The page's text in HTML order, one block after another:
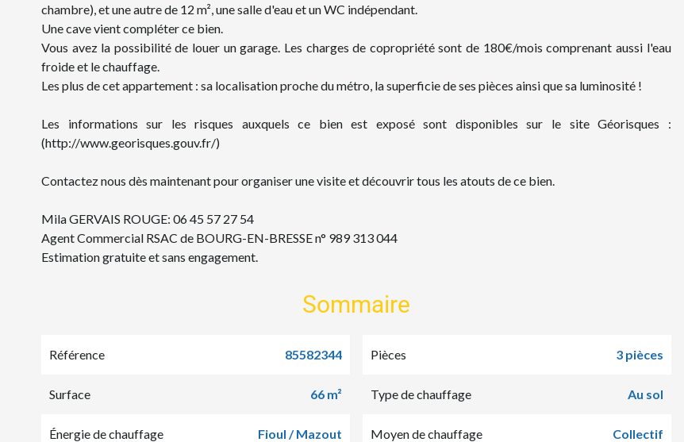
chambre), et une autre de 12 m², une salle d'eau et un WC indépendant.
Une cave vient compléter ce bien.
Vous avez la possibilité de louer un garage. Les charges de copropriété sont de 180€/mois comprenant aussi l'eau
froide et le chauffage.
Les plus de cet appartement : sa localisation proche du métro, la superficie de ses pièces ainsi que sa luminosité !
Les informations sur les risques auxquels ce bien est exposé sont disponibles sur le site Géorisques :
(http://www.georisques.gouv.fr/)
Contactez nous dès maintenant pour organiser une visite et découvrir tous les atouts de ce bien.
Mila GERVAIS ROUGE: 06 45 57 27 54
Agent Commercial RSAC de BOURG-EN-BRESSE n° 989 313 044
Estimation gratuite et sans engagement.
Sommaire
Référence 85582344 Pièces 3 pièces
Surface 66 m² Type de chauffage Au sol
Énergie de chauffage Fioul / Mazout Moyen de chauffage Collectif